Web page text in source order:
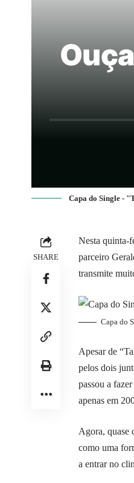
Capa do Single -
SHARE
Nesta quinta-
parceiro
transmite
Capa do
Apesar de
pelos dois
passou a
apenas em
Agora, quase
como uma
a entrar no